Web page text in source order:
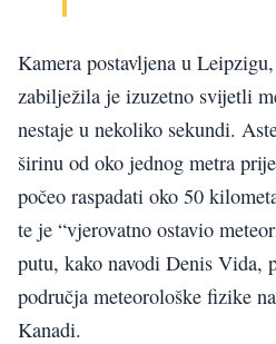
Kamera postavljena u
zabilježila je izuzetno svijetli
nestaje u nekoliko sekundi.
širinu od oko jednog metra
počeo raspadati oko 50
te je “vjerovatno ostavio
putu, kako navodi Denis Vida,
područja meteorološke fizike
Kanadi.